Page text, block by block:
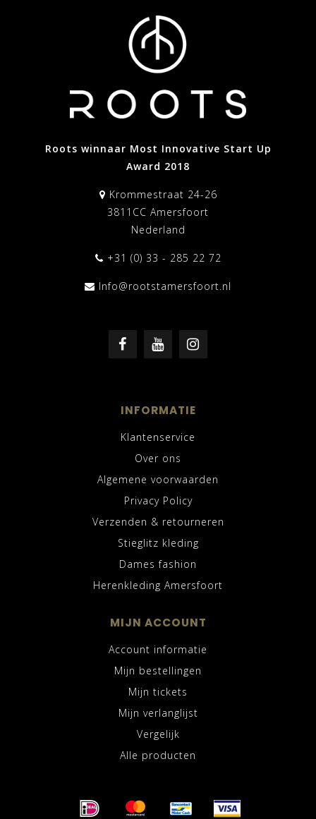
Roots winnaar Most Innovative Start Up
Award 2018
Krommestraat 24-26
3811CC Amersfoort
Nederland
+31 (0) 33 - 285 22 72
Info@rootstamersfoort.nl
INFORMATIE
Klantenservice
Over ons
Algemene voorwaarden
Privacy Policy
Verzenden & retourneren
Stieglitz kleding
Dames fashion
Herenkleding Amersfoort
MIJN ACCOUNT
Account informatie
Mijn bestellingen
Mijn tickets
Mijn verlanglijst
Vergelijk
Alle producten